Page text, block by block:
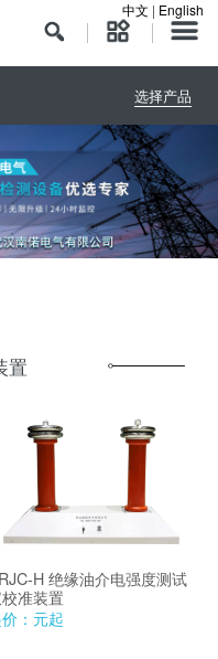
中文 | English
选择产品
置
H 绝缘油介电强度测试
准装置
： 元起